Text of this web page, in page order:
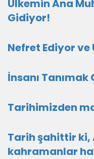
Ülkemin Ana
Gidiyor!
Nefret Ediyor ve
İnsanı Tanımak
Tarihimizden
Tarih şahittir ki,
kahramanlar